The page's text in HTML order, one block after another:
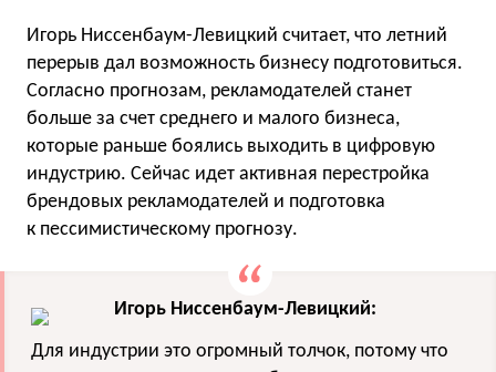
Игорь Ниссенбаум-Левицкий считает, что летний
перерыв дал возможность бизнесу подготовиться.
Согласно прогнозам, рекламодателей станет
больше за счет среднего и малого бизнеса,
которые раньше боялись выходить в цифровую
индустрию. Сейчас идет активная перестройка
брендовых рекламодателей и подготовка
к пессимистическому прогнозу.
Игорь Ниссенбаум-Левицкий:
Для индустрии это огромный толчок, потому что